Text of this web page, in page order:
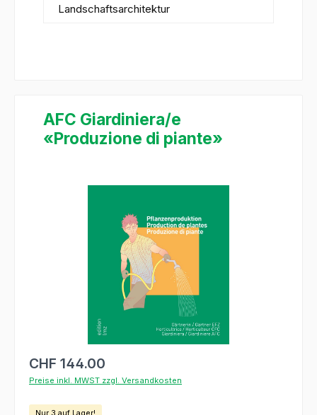
Landschaftsarchitektur
AFC Giardiniera/e
«Produzione di piante»
CHF 144.00
Preise inkl. MWST zzgl. Versandkosten